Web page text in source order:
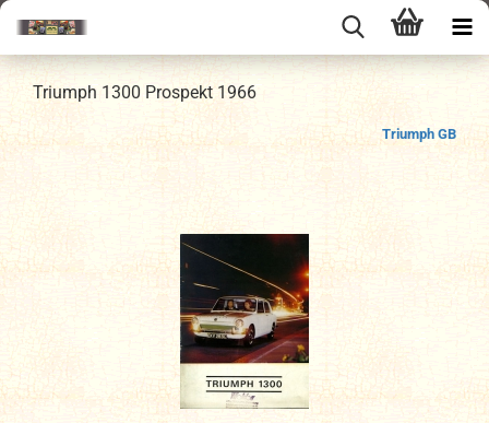
Triumph 1300 Prospekt 1966
Triumph GB